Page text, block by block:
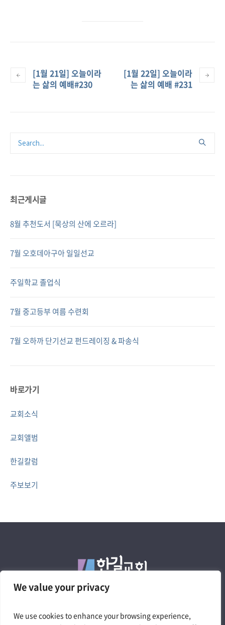
We value your privacy
We use cookies to enhance your browsing experience,
[1월 21일] 오늘이라
는 삶의 예배#230
[1월 22일] 오늘이라
는 삶의 예배 #231
최근게시글
8월 추천도서 [묵상의 산에 오르라]
7월 오호데아구아 일일선교
주일학교 졸업식
7월 중고등부 여름 수련회
7월 오하까 단기선교 펀드레이징 & 파송식
바로가기
교회소식
교회앨범
한길칼럼
주보보기
4050 W. Pico Blvd. Los Angeles, CA 90019